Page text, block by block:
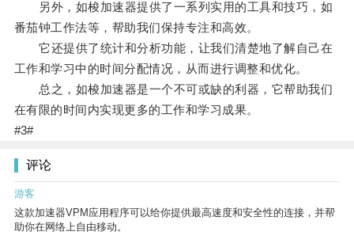
另外，如梭加速器提供了一系列实用的工具和技巧，如
番茄钟工作法等，帮助我们保持专注和高效。
它还提供了统计和分析功能，让我们清楚地了解自己在
工作和学习中的时间分配情况，从而进行调整和优化。
总之，如梭加速器是一个不可或缺的利器，它帮助我们
在有限的时间内实现更多的工作和学习成果。
#3#
评论
游客
这款加速器VPM应用程序可以给你提供最高速度和安全性的连接，并帮
助你在网络上自由移动。